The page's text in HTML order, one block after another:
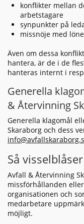
konflikter mellan
arbetstagare
synpunkter på
missnöje med
Även om dessa
hantera, är de i de
hanteras internt i
Generella
& Återvinning
Generella klagomål
Skaraborg och dess
Så
Avfall & Återvinning
missförhållanden
organisationen och
medarbetare
möjligt.